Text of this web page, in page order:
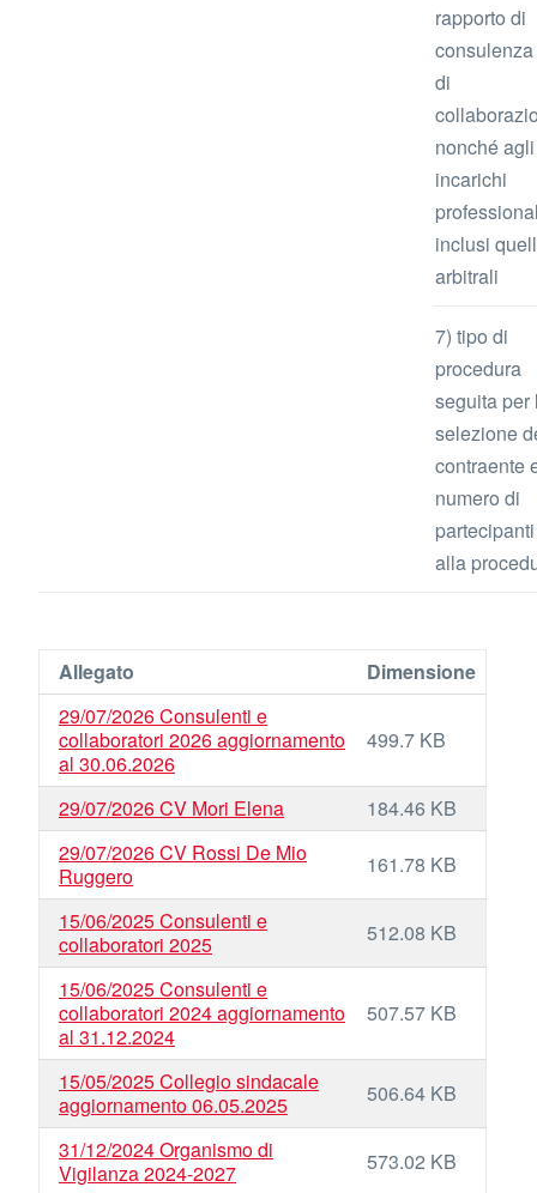
rapporto di
di
nonché agli
incarichi
inclusi
arbitrali
7) tipo di
procedura
seguita per
selezione
contraente
numero di
partecipanti
alla
Allegato
Dimensione
29/07/2026 Consulenti e
collaboratori 2026 aggiornamento
al 30.06.2026
499.7 KB
29/07/2026 CV Mori Elena
184.46 KB
29/07/2026 CV Rossi De Mio
Ruggero
161.78 KB
15/06/2025 Consulenti e
collaboratori 2025
512.08 KB
15/06/2025 Consulenti e
collaboratori 2024 aggiornamento
al 31.12.2024
507.57 KB
15/05/2025 Collegio sindacale
aggiornamento 06.05.2025
506.64 KB
31/12/2024 Organismo di
Vigilanza 2024-2027
573.02 KB